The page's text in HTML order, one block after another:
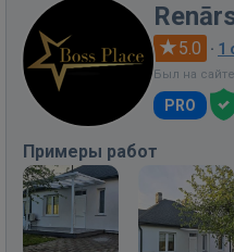
5.0 · 1
Был на
PRO
Примеры работ